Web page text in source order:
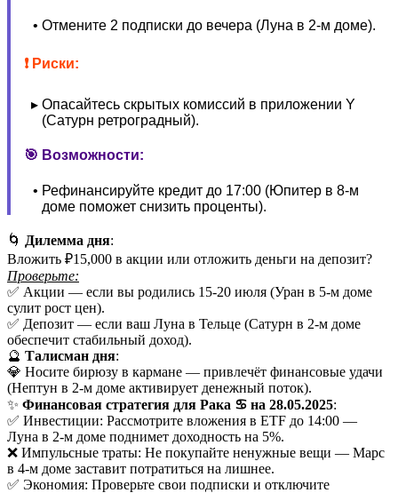
Отмените 2 подписки до вечера (Луна в 2-м доме).
❗ Риски:
Опасайтесь скрытых комиссий в приложении Y
(Сатурн ретроградный).
🎯 Возможности:
Рефинансируйте кредит до 17:00 (Юпитер в 8-м
доме поможет снизить проценты).
🌀 Дилемма дня:
Вложить ₽15,000 в акции или отложить деньги на депозит?
Проверьте:
✅ Акции — если вы родились 15-20 июля (Уран в 5-м доме
сулит рост цен).
✅ Депозит — если ваш Луна в Тельце (Сатурн в 2-м доме
обеспечит стабильный доход).
🔮 Талисман дня:
💎 Носите бирюзу в кармане — привлечёт финансовые удачи
(Нептун в 2-м доме активирует денежный поток).
✨ Финансовая стратегия для Рака ♋ на 28.05.2025:
✅ Инвестиции: Рассмотрите вложения в ETF до 14:00 —
Луна в 2-м доме поднимет доходность на 5%.
❌ Импульсные траты: Не покупайте ненужные вещи — Марс
в 4-м доме заставит потратиться на лишнее.
✅ Экономия: Проверьте свои подписки и отключите